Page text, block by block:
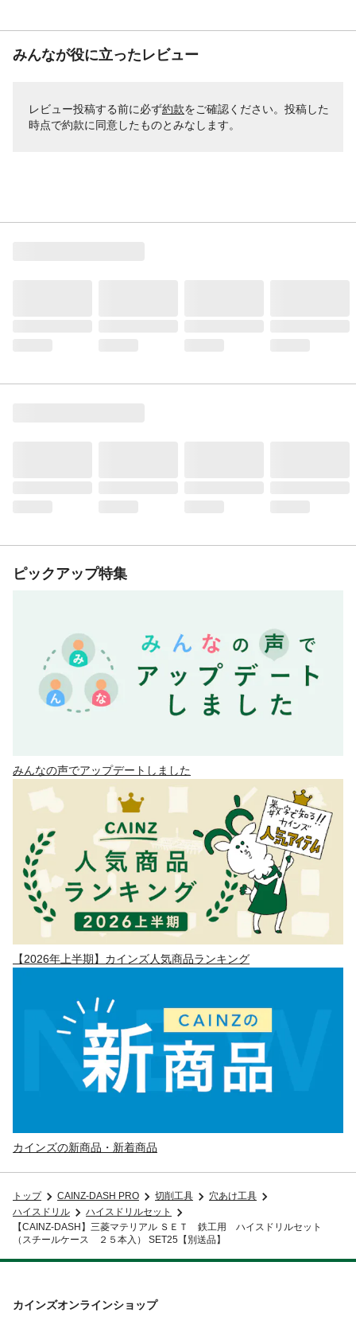
みんなが役に立ったレビュー
レビュー投稿する前に必ず約款をご確認ください。投稿した
時点で約款に同意したものとみなします。
ピックアップ特集
みんなの声でアップデートしました
【2026年上半期】カインズ人気商品ランキング
カインズの新商品・新着商品
トップ CAINZ-DASH PRO 切削工具
穴あけ工具
ハイスドリル
ハイスドリルセット
【CAINZ-DASH】三菱マテリアル ＳＥＴ 鉄工用 ハイスドリルセット
（スチールケース ２５本入） SET25【別送品】
カインズオンラインショップ